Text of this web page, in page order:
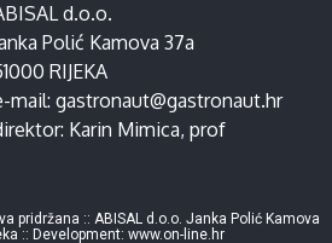
d.o.o.
Polić Kamova 37a
RIJEKA
mail: gastronaut@gastronaut.hr
Karin Mimica, prof
pridržana :: ABISAL d.o.o. Janka Polić Kamova
:: Development: www.on-line.hr